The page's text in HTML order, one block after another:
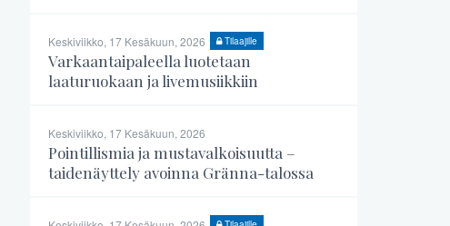
Keskiviikko, 17 Kesäkuun, 2026 Tilaajille
Varkaantaipaleella luotetaan
laaturuokaan ja livemusiikkiin
Keskiviikko, 17 Kesäkuun, 2026
Pointillismia ja mustavalkoisuutta –
taidenäyttely avoinna Gränna-talossa